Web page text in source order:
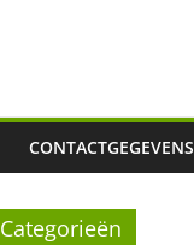
CONTACTGEGEVENS
Categorieën